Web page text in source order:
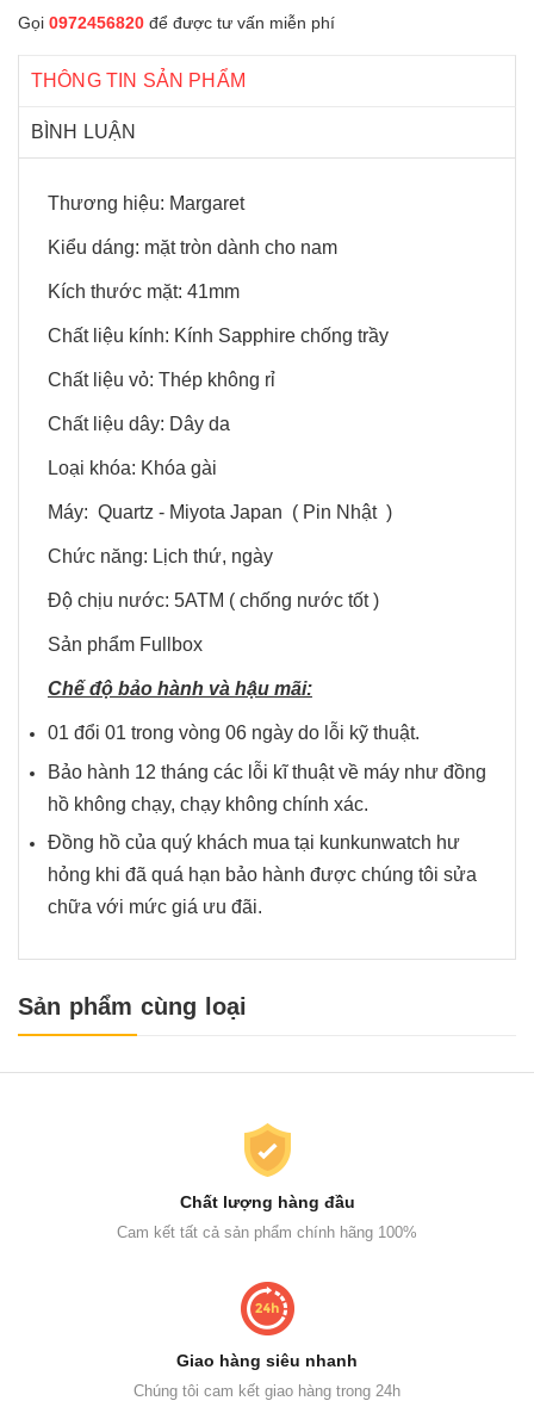
Gọi 0972456820 để được tư vấn miễn phí
THÔNG TIN SẢN PHẨM
BÌNH LUẬN
Thương hiệu: Margaret
Kiểu dáng: mặt tròn dành cho nam
Kích thước mặt: 41mm
Chất liệu kính: Kính Sapphire chống trầy
Chất liệu vỏ: Thép không rỉ
Chất liệu dây: Dây da
Loại khóa: Khóa gài
Máy: Quartz - Miyota Japan ( Pin Nhật )
Chức năng: Lịch thứ, ngày
Độ chịu nước: 5ATM ( chống nước tốt )
Sản phẩm Fullbox
Chế độ bảo hành và hậu mãi:
01 đổi 01 trong vòng 06 ngày do lỗi kỹ thuật.
Bảo hành 12 tháng các lỗi kĩ thuật về máy như đồng
hồ không chạy, chạy không chính xác.
Đồng hồ của quý khách mua tại kunkunwatch hư
hỏng khi đã quá hạn bảo hành được chúng tôi sửa
chữa với mức giá ưu đãi.
Sản phẩm cùng loại
Chất lượng hàng đầu
Cam kết tất cả sản phẩm chính hãng 100%
Giao hàng siêu nhanh
Chúng tôi cam kết giao hàng trong 24h